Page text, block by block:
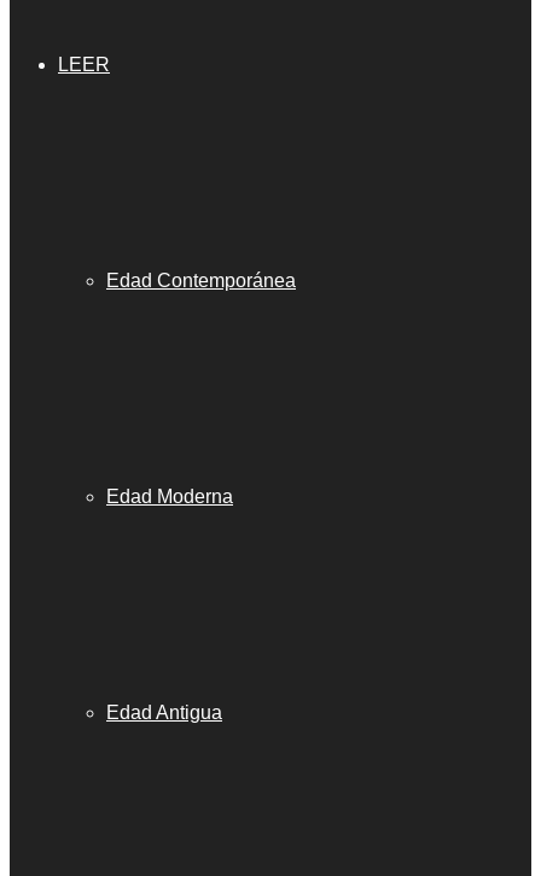
LEER
Edad Contemporánea
Edad Moderna
Edad Antigua